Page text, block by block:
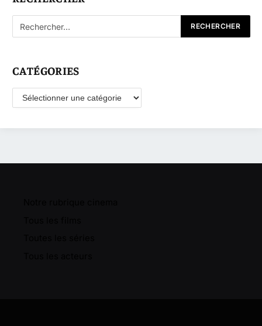
CATÉGORIES
Catégories